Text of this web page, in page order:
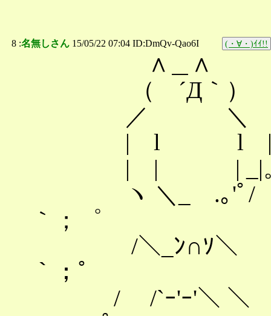
8 :名無しさん 15/05/22 07:04 ID:DmQv-Qao6I (・∀・)ｲｲ!!
∧＿∧
（ ´Д｀）
／ ＼
| l l
| | | _|。_.=
ヽ ＼_ .｡'ﾟ/ `
｀；゜
/＼_ﾝ∩ｿ
｀；゜
/ /`ｰ'ｰ'＼